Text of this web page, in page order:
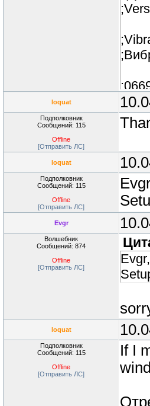
{info
{1 b
{12
",00
loquat
Подполковник
Сообщений: 115
Offline
[Отправить ЛС]
loquat
Подполковник
Сообщений: 115
Offline
[Отправить ЛС]
Evgr
Волшебник
Сообщений: 874
Offline
[Отправить ЛС]
loquat
Подполковник
Сообщений: 115
Offline
[Отправить ЛС]
If I